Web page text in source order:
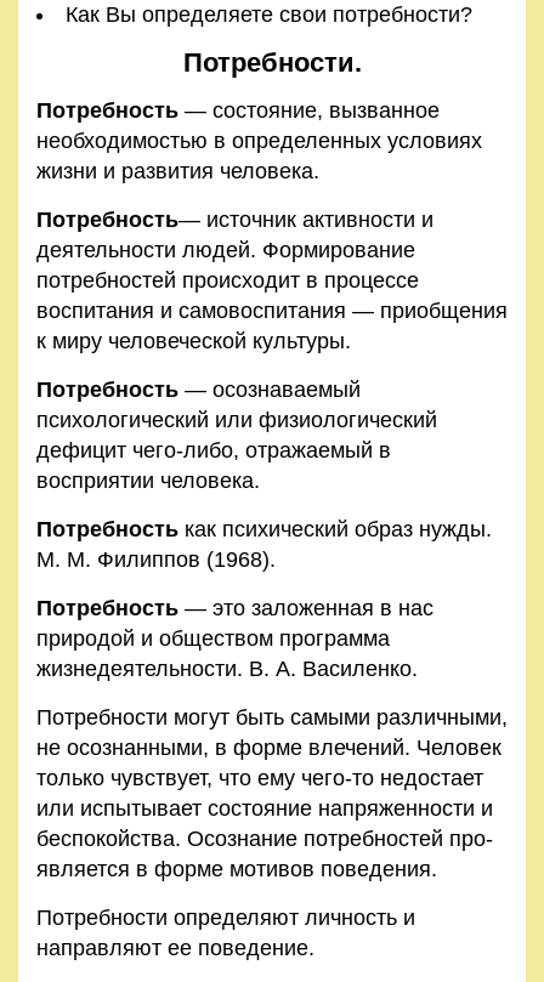
Как Вы определяете свои потребности?
Потребности.
Потребность — состояние, вызванное
необходимостью в определенных условиях
жизни и развития человека.
Потребность— источник активности и
деятельности людей. Формирование
потребностей происходит в процес­се
воспитания и самовоспитания — приобщения
к миру человеческой культуры.
Потребность — осознаваемый
психологический или фи­зиологический
дефицит чего-либо, отражаемый в
восприятии человека.
Потребность как психический образ нужды.
М. М. Филиппов (1968).
Потребность — это заложенная в нас
природой и обществом программа
жизнедеятельности. В. А. Василенко.
Потребности могут быть самыми различными,
не осоз­нанными, в форме влечений. Человек
только чувствует, что ему чего-то недостает
или испытывает состояние напряженности и
беспокойства. Осознание потребностей про­
является в форме мотивов поведения.
Потребности определяют личность и
направляют ее по­ведение.